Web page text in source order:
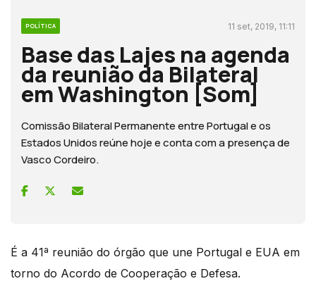
POLÍTICA 11 set, 2019, 11:11
Base das Lajes na agenda
da reunião da Bilateral
em Washington [Som]
Comissão Bilateral Permanente entre Portugal e os
Estados Unidos reúne hoje e conta com a presença de
Vasco Cordeiro.
É a 41ª reunião do órgão que une Portugal e EUA em
torno do Acordo de Cooperação e Defesa.